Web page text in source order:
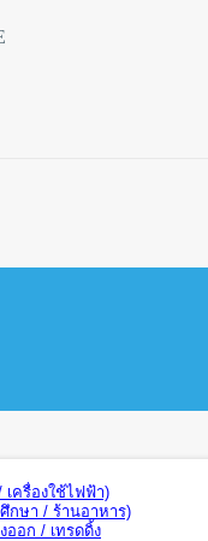
ครื่องใช้ไฟฟ้า)
กษา / ร้านอาหาร)
ออก / เทรดดิ้ง